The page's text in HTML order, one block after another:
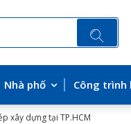
Nhà phố Công trình
xây dựng tại TP.HCM